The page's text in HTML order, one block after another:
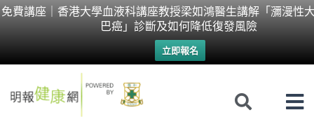
免費講座｜香港大學血液科講座教授梁如鴻醫生講解「瀰漫性
巴癌」診斷及如何降低復發風險
立即報名
Skip